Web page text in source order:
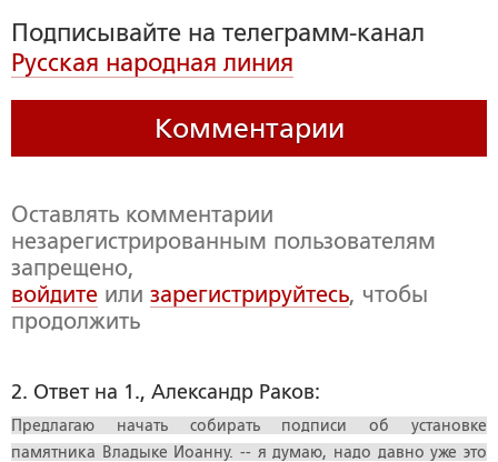
Подписывайте на телеграмм-канал
Русская народная линия
Комментарии
Оставлять комментарии
незарегистрированным пользователям
запрещено,
войдите или зарегистрируйтесь, чтобы
продолжить
2. Ответ на 1., Александр Раков:
Предлагаю начать собирать подписи об установке
памятника Владыке Иоанну. -- я думаю, надо давно уже это